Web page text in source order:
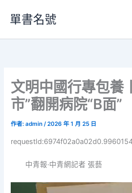
要
單書名號
文明中國行專包養
市”翻開病院“B面”
作者:admin/2026 年 1 月 25 日
中青報·中青網記者 張藝